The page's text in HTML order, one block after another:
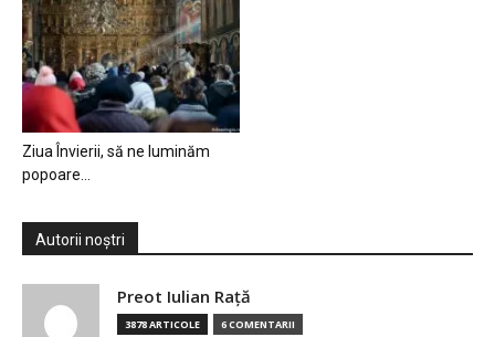
Ziua Învierii, să ne luminăm
popoare…
Autorii noștri
Preot Iulian Raţă
3878 ARTICOLE 6 COMENTARII